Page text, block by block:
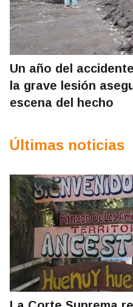
Un año del
la grave lesión
escena del hecho
Últimas noticias